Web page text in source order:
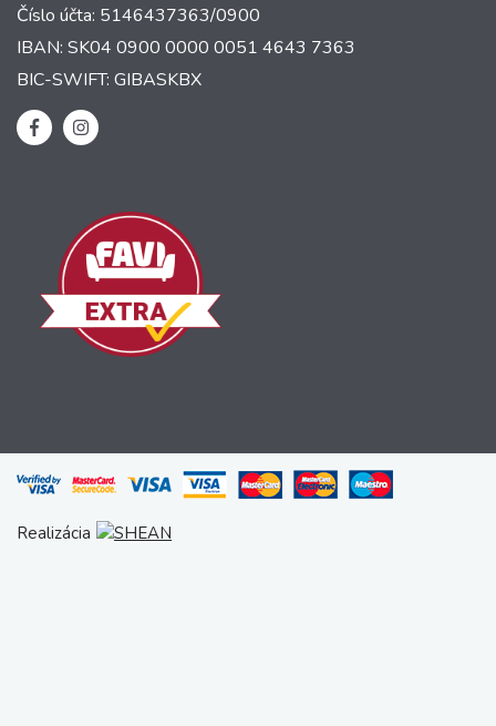
Číslo účta: 5146437363/0900
IBAN: SK04 0900 0000 0051 4643 7363
BIC-SWIFT: GIBASKBX
Realizácia